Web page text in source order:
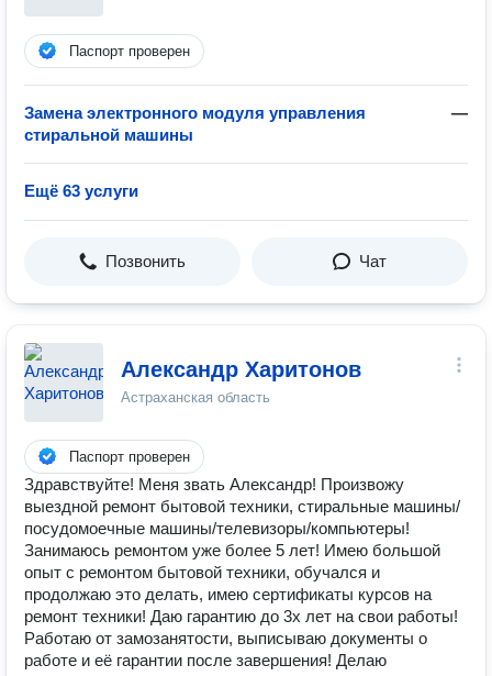
Паспорт проверен
Замена электронного модуля управления
стиральной машины
—
Ещё 63 услуги
Позвонить Чат
Александр Харитонов
Астраханская область
Паспорт проверен
Здравствуйте! Меня звать Александр! Произвожу
выездной ремонт бытовой техники, стиральные машины/
посудомоечные машины/телевизоры/компьютеры!
Занимаюсь ремонтом уже более 5 лет! Имею большой
опыт с ремонтом бытовой техники, обучался и
продолжаю это делать, имею сертификаты курсов на
ремонт техники! Даю гарантию до 3х лет на свои работы!
Работаю от замозанятости, выписываю документы о
работе и её гарантии после завершения! Делаю